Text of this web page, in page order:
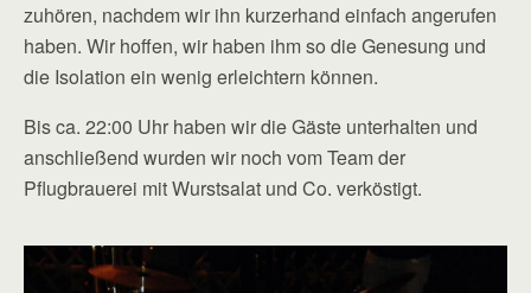
zuhören, nachdem wir ihn kurzerhand einfach angerufen
haben. Wir hoffen, wir haben ihm so die Genesung und
die Isolation ein wenig erleichtern können.
Bis ca. 22:00 Uhr haben wir die Gäste unterhalten und
anschließend wurden wir noch vom Team der
Pflugbrauerei mit Wurstsalat und Co. verköstigt.